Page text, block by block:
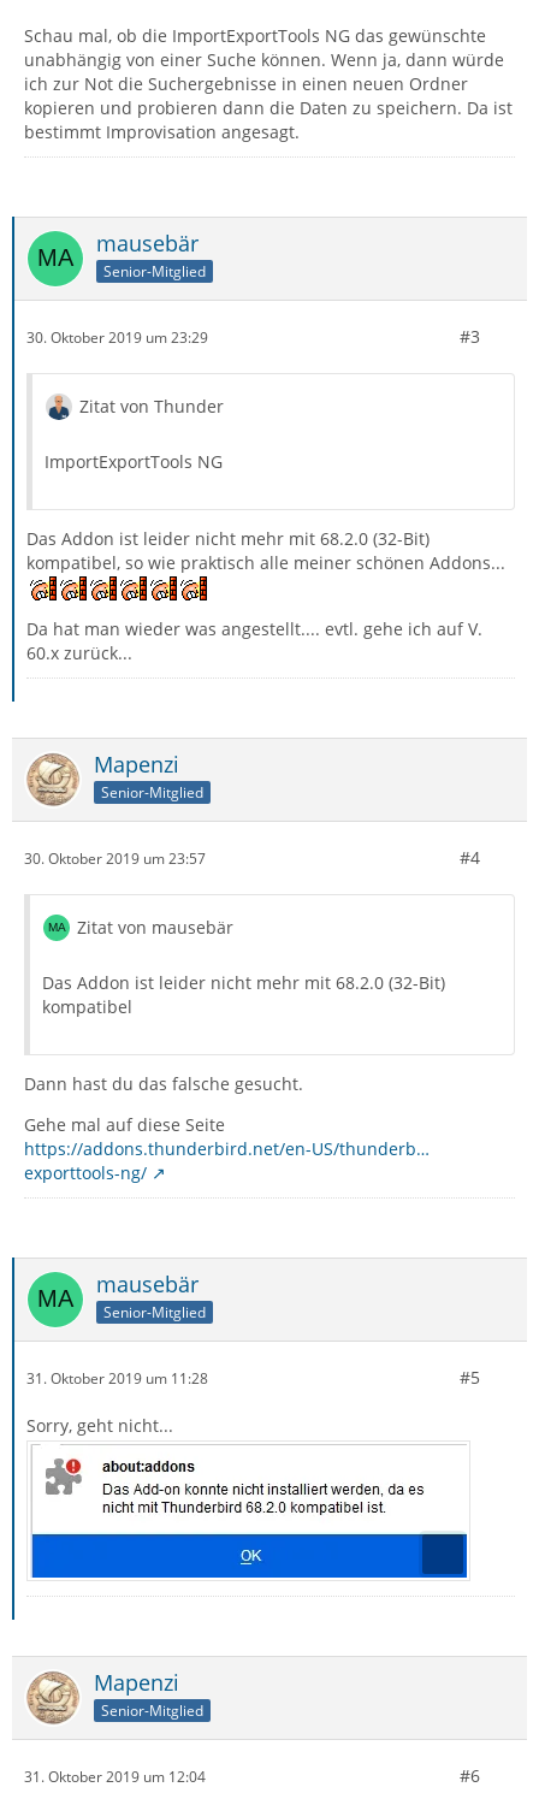
Schau mal, ob die ImportExportTools NG das gewünschte
unabhängig von einer Suche können. Wenn ja, dann würde
ich zur Not die Suchergebnisse in einen neuen Ordner
kopieren und probieren dann die Daten zu speichern. Da ist
bestimmt Improvisation angesagt.
mausebär
Senior-Mitglied
30. Oktober 2019 um 23:29 #3
Zitat von Thunder
ImportExportTools NG
Das Addon ist leider nicht mehr mit 68.2.0 (32-Bit)
kompatibel, so wie praktisch alle meiner schönen Addons...
Da hat man wieder was angestellt.... evtl. gehe ich auf V.
60.x zurück...
Mapenzi
Senior-Mitglied
30. Oktober 2019 um 23:57 #4
Zitat von mausebär
Das Addon ist leider nicht mehr mit 68.2.0 (32-Bit)
kompatibel
Dann hast du das falsche gesucht.
Gehe mal auf diese Seite
https://addons.thunderbird.net/en-US/thunderb…
exporttools-ng/
mausebär
Senior-Mitglied
31. Oktober 2019 um 11:28 #5
Sorry, geht nicht...
Mapenzi
Senior-Mitglied
31. Oktober 2019 um 12:04 #6